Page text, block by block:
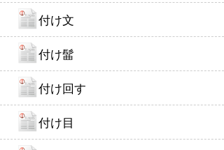
付け文
付け髷
付け回す
付け目